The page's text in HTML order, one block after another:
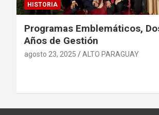
HISTORIA
Programas Emblemáticos,
Años de Gestión
agosto 23, 2025 ALTO PARAGUAY